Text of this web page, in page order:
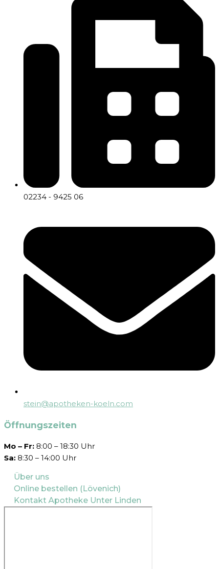
02234 - 9425 06
stein@apotheken-koeln.com
Öffnungszeiten
Mo – Fr: 8:00 – 18:30 Uhr
Sa: 8:30 – 14:00 Uhr
Über uns
Online bestellen (Lövenich)
Kontakt Apotheke Unter Linden